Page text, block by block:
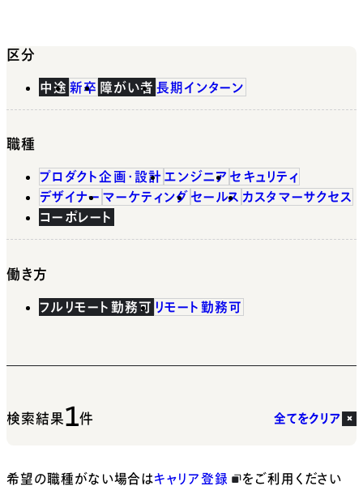
区分
中途 新卒 障がい者 長期インターン
職種
プロダクト企画・設計 エンジニア セキュリティ
デザイナー マーケティング セールス カスタマーサクセス
コーポレート
働き方
フルリモート勤務可 リモート勤務可
検索結果1件 全てをクリア
希望の職種がない場合はキャリア登録 をご利用ください